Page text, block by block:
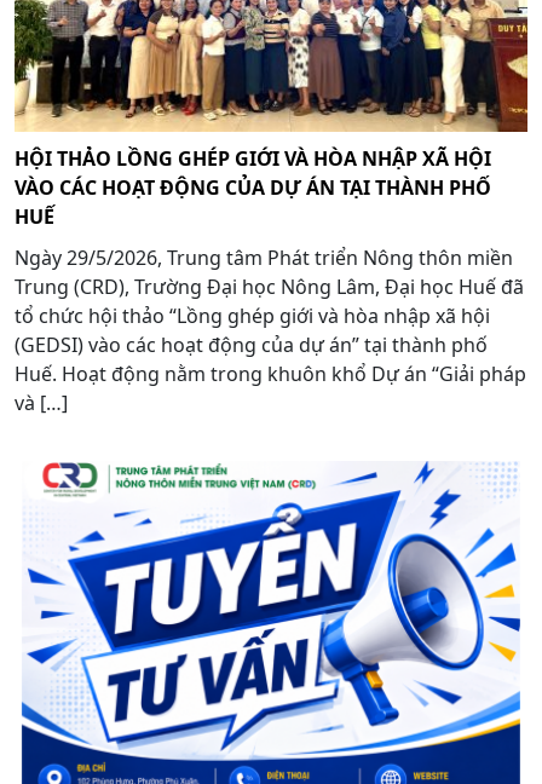
HỘI THẢO LỒNG GHÉP GIỚI VÀ HÒA NHẬP XÃ HỘI
VÀO CÁC HOẠT ĐỘNG CỦA DỰ ÁN TẠI THÀNH PHỐ
HUẾ
Ngày 29/5/2026, Trung tâm Phát triển Nông thôn miền
Trung (CRD), Trường Đại học Nông Lâm, Đại học Huế đã
tổ chức hội thảo “Lồng ghép giới và hòa nhập xã hội
(GEDSI) vào các hoạt động của dự án” tại thành phố
Huế. Hoạt động nằm trong khuôn khổ Dự án “Giải pháp
và […]